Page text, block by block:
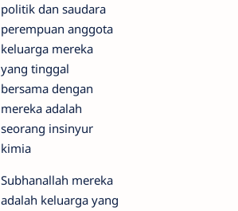
politik dan saudara
perempuan anggota
keluarga mereka
yang tinggal
bersama dengan
mereka adalah
seorang insinyur
kimia
Subhanallah mereka
adalah keluarga yang